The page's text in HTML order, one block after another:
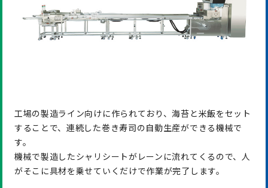
工場の製造ライン向けに作られており、海苔と米飯をセット
することで、連続した巻き寿司の自動生産ができる機械で
す。
機械で製造したシャリシートがレーンに流れてくるので、人
がそこに具材を乗せていくだけで作業が完了します。